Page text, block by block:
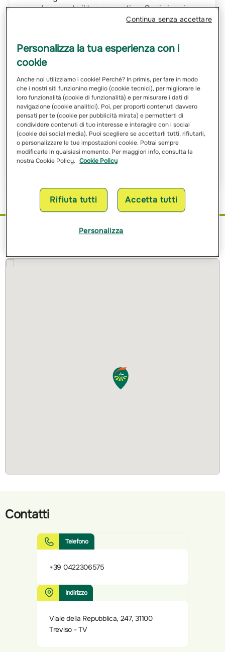
velocemente il tuo preventivo. Ogni viaggio
merita la giusta protezione.
Email
Ho letto e ho compresol’informativa sulle finalitàe sulle
modalità del trattamento dei miei dati personali
Richiedi Preventivo
Contatti
Telefono
+39 0422306575
Indirizzo
Viale della Repubblica, 247, 31100
Treviso - TV
Personalizza la tua esperienza con i
cookie
Anche noi utilizziamo i cookie! Perché? In primis, per fare in modo
che i nostri siti funzionino meglio (cookie tecnici), per migliorare le
loro funzionalità (cookie di funzionalità) e per misurare i dati di
navigazione (cookie analitici). Poi, per proporti contenuti davvero
pensati per te (cookie per pubblicità mirata) e permetterti di
condividere contenuti di tuo interesse e interagire con i social
(cookie dei social media). Puoi scegliere se accettarli tutti, rifiutarli,
o personalizzare le tue impostazioni cookie. Potrai sempre
modificarle in qualsiasi momento. Per maggiori info, consulta la
nostra Cookie Policy. Cookie Policy
Rifiuta tutti Accetta tutti
Personalizza
Continua senza accettare